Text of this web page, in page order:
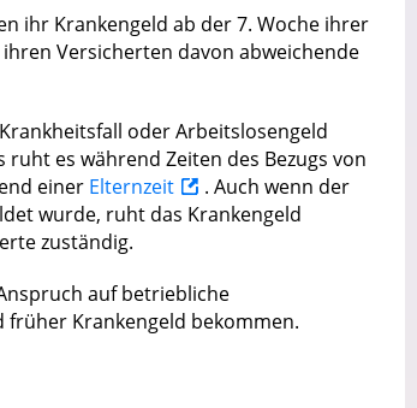
ihr Krankengeld ab der 7. Woche ihrer
Versicherten davon abweichende
oder Arbeitslosengeld
es während Zeiten des Bezugs von
einer Elternzeit
. Auch wenn der
wurde, ruht das Krankengeld
zuständig.
auf betriebliche
Krankengeld bekommen.
I❶I Schnell Geld verdienen: 20 seriöse